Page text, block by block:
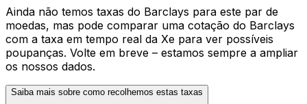
Ainda não temos taxas do Barclays para este par de
moedas, mas pode comparar uma cotação do Barclays
com a taxa em tempo real da Xe para ver possíveis
poupanças. Volte em breve – estamos sempre a ampliar
os nossos dados.
Saiba mais sobre como recolhemos estas taxas